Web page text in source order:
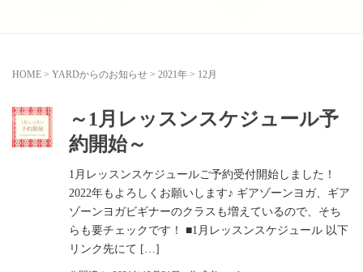
HOME > YARDからのお知らせ > 2021年 > 12月
～1月レッスンスケジュール予
約開始～
1月レッスンスケジュールご予約受付開始しました！
2022年もよろしくお願いします♪ ギアゾーンヨガ、ギア
ゾーンヨガビギナーのクラスも増えているので、そち
らも要チェックです！ ■1月レッスンスケジュール 以下
リンク先にて […]